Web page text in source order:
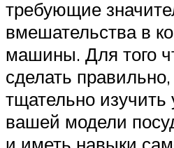
требующие
вмешательства в
машины. Для того
сделать
тщательно изучить
вашей модели